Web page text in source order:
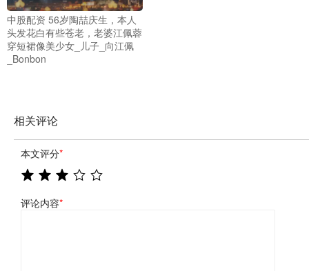
中股配资 56岁陶喆庆生，本人
头发花白有些苍老，老婆江佩蓉
穿短裙像美少女_儿子_向江佩
_Bonbon
相关评论
本文评分*
评论内容*